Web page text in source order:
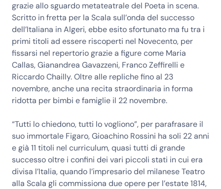
grazie allo sguardo metateatrale del Poeta in scena.
Scritto in fretta per la Scala sull’onda del successo
dell’Italiana in Algeri, ebbe esito sfortunato ma fu tra i
primi titoli ad essere riscoperti nel Novecento, per
fissarsi nel repertorio grazie a figure come Maria
Callas, Gianandrea Gavazzeni, Franco Zeffirelli e
Riccardo Chailly. Oltre alle repliche fino al 23
novembre, anche una recita straordinaria in forma
ridotta per bimbi e famiglie il 22 novembre.
“Tutti lo chiedono, tutti lo vogliono”, per parafrasare il
suo immortale Figaro, Gioachino Rossini ha soli 22 anni
e già 11 titoli nel curriculum, quasi tutti di grande
successo oltre i confini dei vari piccoli stati in cui era
divisa l’Italia, quando l’impresario del milanese Teatro
alla Scala gli commissiona due opere per l’estate 1814,